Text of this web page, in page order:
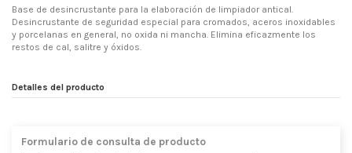
Base de desincrustante para la elaboración de limpiador antical.
Desincrustante de seguridad especial para cromados, aceros inoxidables
y porcelanas en general, no oxida ni mancha. Elimina eficazmente los
restos de cal, salitre y óxidos.
Detalles del producto
Formulario de consulta de producto